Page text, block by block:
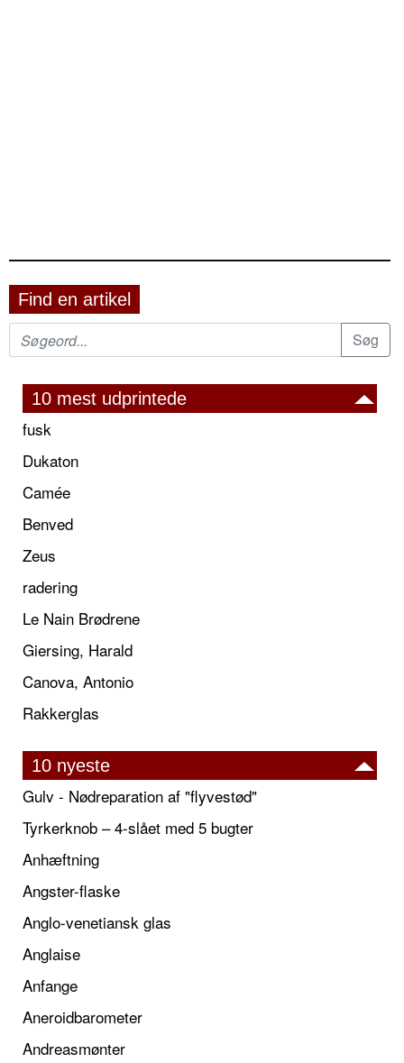
Find en artikel
10 mest udprintede
fusk
Dukaton
Camée
Benved
Zeus
radering
Le Nain Brødrene
Giersing, Harald
Canova, Antonio
Rakkerglas
10 nyeste
Gulv - Nødreparation af "flyvestød"
Tyrkerknob – 4-slået med 5 bugter
Anhæftning
Angster-flaske
Anglo-venetiansk glas
Anglaise
Anfange
Aneroidbarometer
Andreasmønter